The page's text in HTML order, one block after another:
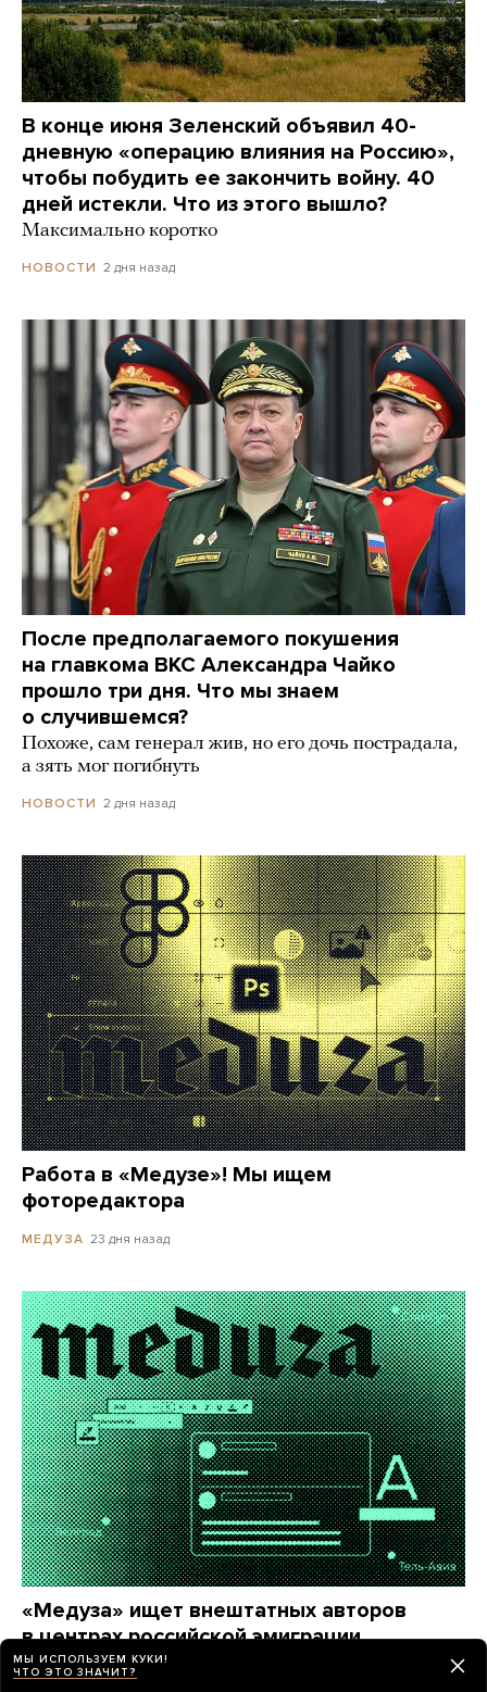
В конце июня Зеленский объявил 40-
дневную «операцию влияния на Россию»,
чтобы побудить ее закончить войну. 40
дней истекли. Что из этого вышло?
Максимально коротко
НОВОСТИ 2 дня назад
После предполагаемого покушения
на главкома ВКС Александра Чайко
прошло три дня. Что мы знаем
о случившемся?
Похоже, сам генерал жив, но его дочь пострадала,
а зять мог погибнуть
НОВОСТИ 2 дня назад
Работа в «Медузе»! Мы ищем
фоторедактора
МЕДУЗА 23 дня назад
«Медуза» ищет внештатных авторов
в центрах российской эмиграции
Если вы живете в Сербии, Грузии, Израиле
и других странах, где большое русскоязычное
МЫ ИСПОЛЬЗУЕМ КУКИ!
ЧТО ЭТО ЗНАЧИТ?